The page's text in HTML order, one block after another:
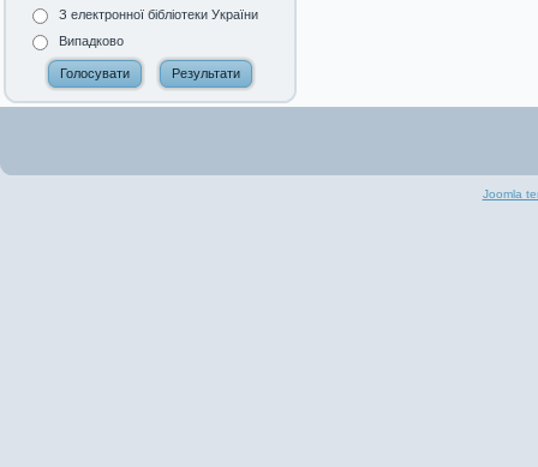
З електронної бібліотеки України
Випадково
Joomla